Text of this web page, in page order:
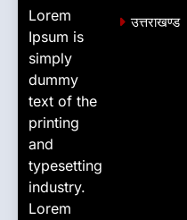
Lorem
Ipsum is
simply
dummy
text of the
printing
and
typesetting
industry.
Lorem
उत्तराखण्ड